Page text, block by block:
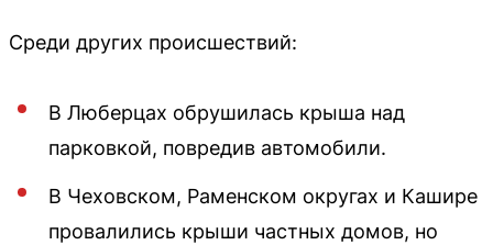
Среди других происшествий:
В Люберцах обрушилась крыша над
парковкой, повредив автомобили.
В Чеховском, Раменском округах и Кашире
провалились крыши частных домов, но